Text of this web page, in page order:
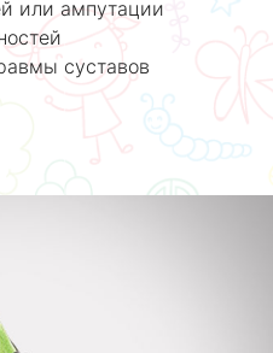
или ампутации
суставов